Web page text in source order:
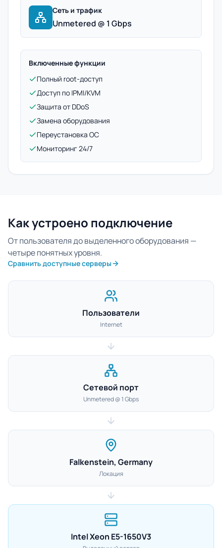
Сеть и трафик
Unmetered @ 1 Gbps
Включенные функции
Полный root-доступ
Доступ по IPMI/KVM
Защита от DDoS
Замена оборудования
Переустановка ОС
Мониторинг 24/7
Как устроено подключение
От пользователя до выделенного оборудования —
четыре понятных уровня.
Сравнить доступные серверы
Пользователи
Internet
Сетевой порт
Unmetered @ 1 Gbps
Falkenstein, Germany
Локация
Intel Xeon E5-1650V3